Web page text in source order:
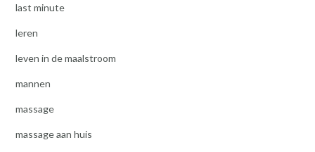
last minute
leren
leven in de maalstroom
mannen
massage
massage aan huis